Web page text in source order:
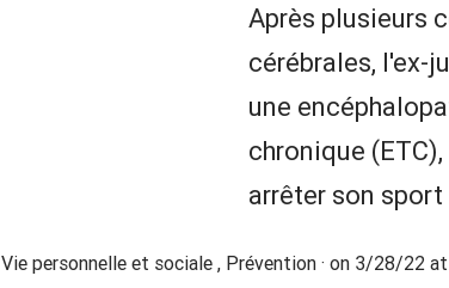
Après plusieurs
cérébrales, l'ex-
une
chronique
arrêter son
Vie personnelle et sociale , Prévention · on 3/28/22